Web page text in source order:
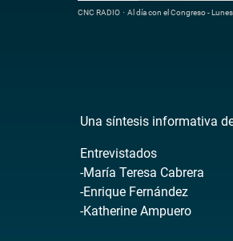
CNC RADIO · Al día con el Congreso -
Una síntesis informativa
Entrevistados
-María Teresa Cabrera
-Enrique Fernández
-Katherine Ampuero